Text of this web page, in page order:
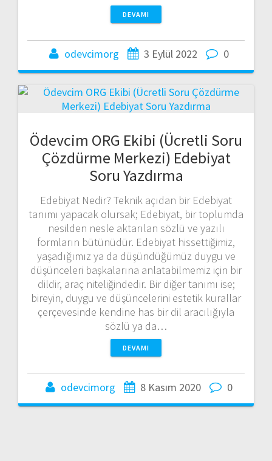
DEVAMI
odevcimorg 3 Eylül 2022 0
Ödevcim ORG Ekibi (Ücretli Soru
Çözdürme Merkezi) Edebiyat
Soru Yazdırma
Edebiyat Nedir? Teknik açıdan bir Edebiyat
tanımı yapacak olursak; Edebiyat, bir toplumda
nesilden nesle aktarılan sözlü ve yazılı
formların bütünüdür. Edebiyat hissettiğimiz,
yaşadığımız ya da düşündüğümüz duygu ve
düşünceleri başkalarına anlatabilmemiz için bir
dildir, araç niteliğindedir. Bir diğer tanımı ise;
bireyin, duygu ve düşüncelerini estetik kurallar
çerçevesinde kendine has bir dil aracılığıyla
sözlü ya da…
DEVAMI
odevcimorg 8 Kasım 2020 0